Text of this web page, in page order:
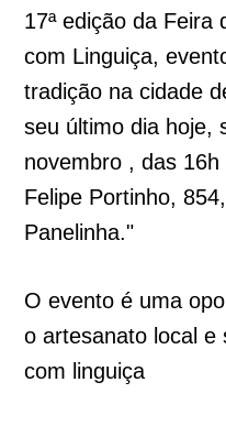
17ª edição da Feira
com Linguiça,
tradição na cidade
seu último dia hoje,
novembro , das
Felipe Portinho,
Panelinha."
O evento é uma
o artesanato local e
com linguiça